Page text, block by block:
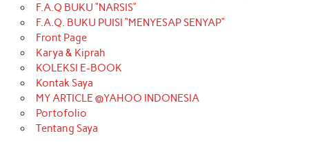
F.A.Q BUKU “NARSIS”
F.A.Q. BUKU PUISI “MENYESAP SENYAP”
Front Page
Karya & Kiprah
KOLEKSI E-BOOK
Kontak Saya
MY ARTICLE @YAHOO INDONESIA
Portofolio
Tentang Saya